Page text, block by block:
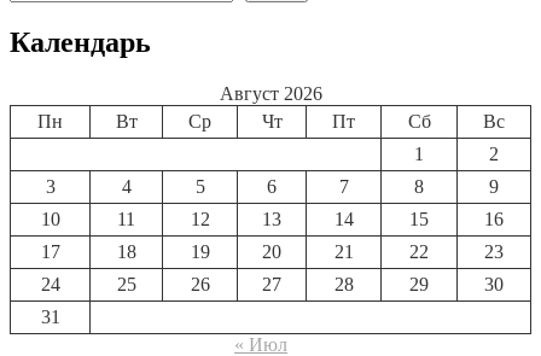
Календарь
Август 2026
Пн
Вт Ср Чт Пт Сб
Вс
1
2
3
4 5 6 7 8
9
10
11 12 13 14 15
16
17
18 19 20 21 22
23
24
25 26 27 28 29
30
31
« Июл